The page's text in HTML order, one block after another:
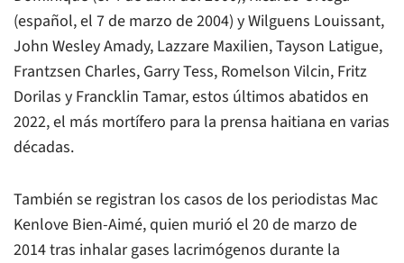
(español, el 7 de marzo de 2004) y Wilguens Louissant,
John Wesley Amady, Lazzare Maxilien, Tayson Latigue,
Frantzsen Charles, Garry Tess, Romelson Vilcin, Fritz
Dorilas y Francklin Tamar, estos últimos abatidos en
2022, el más mortífero para la prensa haitiana en varias
décadas.
También se registran los casos de los periodistas Mac
Kenlove Bien-Aimé, quien murió el 20 de marzo de
2014 tras inhalar gases lacrimógenos durante la